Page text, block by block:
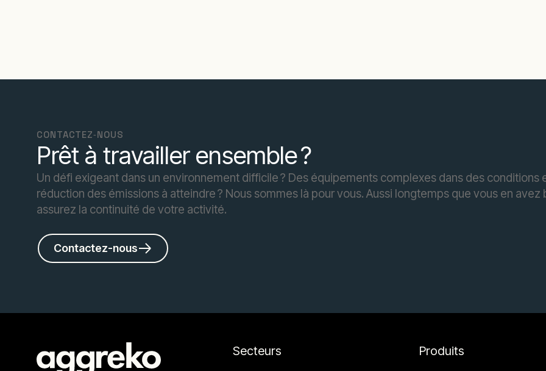
CONTACTEZ‑NOUS
Prêt à travailler ensemble ?
Un défi exigeant dans un environnement difficile ? Des équipements complexes dans des conditions
réduction des émissions à atteindre ? Nous sommes là pour vous. Aussi longtemps que vous en avez
assurez la continuité de votre activité.
Contactez-nous
Secteurs Produits